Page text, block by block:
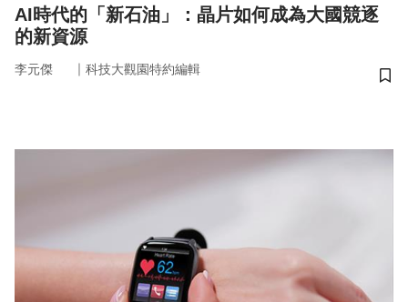
AI時代的「新石油」：晶片如何成為大國競逐
的新資源
李元傑 ｜ 科技大觀園特約編輯
儲